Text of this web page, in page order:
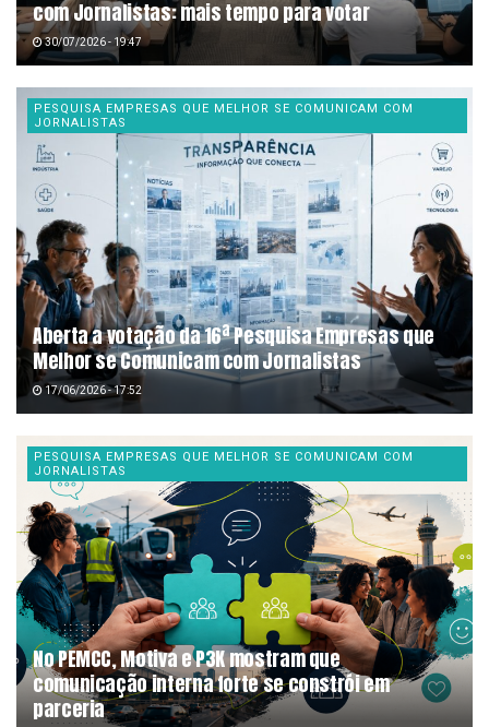
com Jornalistas: mais tempo para votar
30/07/2026 - 19:47
PESQUISA EMPRESAS QUE MELHOR SE COMUNICAM COM
JORNALISTAS
Aberta a votação da 16ª Pesquisa Empresas que
Melhor se Comunicam com Jornalistas
17/06/2026 - 17:52
PESQUISA EMPRESAS QUE MELHOR SE COMUNICAM COM
JORNALISTAS
No PEMCC, Motiva e P3K mostram que
comunicação interna forte se constrói em
parceria